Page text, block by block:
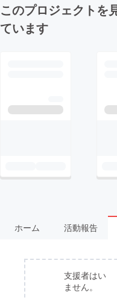
このプロジェクトを
ています
ホーム 活動報告
支援者はい
ません。